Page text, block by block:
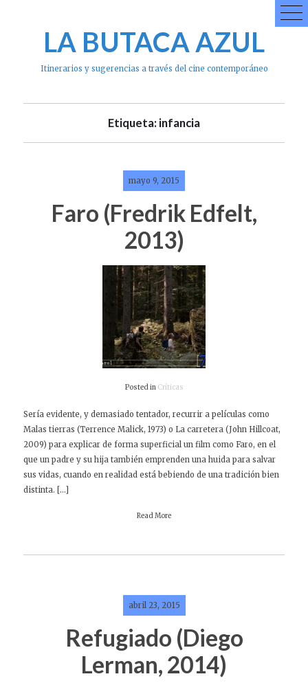
LA BUTACA AZUL
Itinerarios y sugerencias a través del cine contemporáneo
Etiqueta: infancia
mayo 9, 2015
Faro (Fredrik Edfelt,
2013)
Posted in Críticas
Sería evidente, y demasiado tentador, recurrir a películas como
Malas tierras (Terrence Malick, 1973) o La carretera (John Hillcoat,
2009) para explicar de forma superficial un film como Faro, en el
que un padre y su hija también emprenden una huida para salvar
sus vidas, cuando en realidad está bebiendo de una tradición bien
distinta. […]
Read More
abril 23, 2015
Refugiado (Diego
Lerman, 2014)